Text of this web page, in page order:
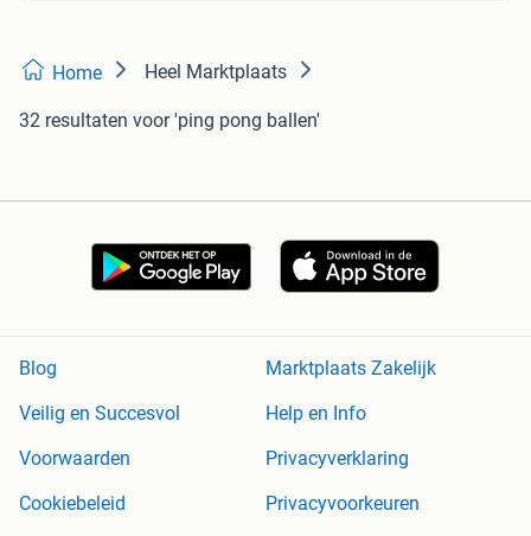
Home Heel Marktplaats
32 resultaten voor 'ping pong ballen'
Blog
Marktplaats Zakelijk
Veilig en Succesvol
Help en Info
Voorwaarden
Privacyverklaring
Cookiebeleid
Privacyvoorkeuren